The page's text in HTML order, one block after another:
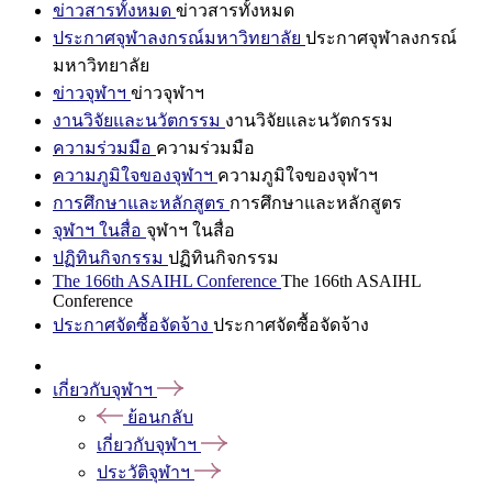
ข่าวสารทั้งหมด ข่าวสารทั้งหมด
ประกาศจุฬาลงกรณ์มหาวิทยาลัย ประกาศจุฬาลงกรณ์
มหาวิทยาลัย
ข่าวจุฬาฯ ข่าวจุฬาฯ
งานวิจัยและนวัตกรรม งานวิจัยและนวัตกรรม
ความร่วมมือ ความร่วมมือ
ความภูมิใจของจุฬาฯ ความภูมิใจของจุฬาฯ
การศึกษาและหลักสูตร การศึกษาและหลักสูตร
จุฬาฯ ในสื่อ จุฬาฯ ในสื่อ
ปฏิทินกิจกรรม ปฏิทินกิจกรรม
The 166th ASAIHL Conference The 166th ASAIHL
Conference
ประกาศจัดซื้อจัดจ้าง ประกาศจัดซื้อจัดจ้าง
เกี่ยวกับจุฬาฯ
ย้อนกลับ
เกี่ยวกับจุฬาฯ
ประวัติจุฬาฯ